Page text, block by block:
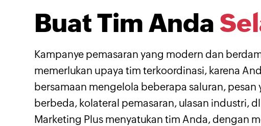
Buat Tim Anda
Kampanye pemasaran yang modern dan
memerlukan upaya tim terkoordinasi, karena
bersamaan mengelola beberapa saluran, pesan
berbeda, kolateral pemasaran, ulasan industri,
Marketing Plus menyatukan tim Anda, dengan